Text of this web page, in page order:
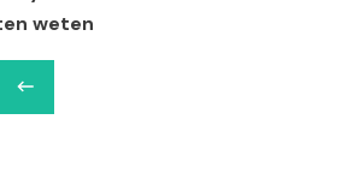
weten